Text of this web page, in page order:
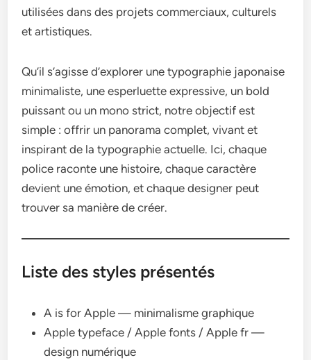
utilisées dans des projets commerciaux, culturels
et artistiques.
Qu’il s’agisse d’explorer une typographie japonaise
minimaliste, une esperluette expressive, un bold
puissant ou un mono strict, notre objectif est
simple : offrir un panorama complet, vivant et
inspirant de la typographie actuelle. Ici, chaque
police raconte une histoire, chaque caractère
devient une émotion, et chaque designer peut
trouver sa manière de créer.
Liste des styles présentés
A is for Apple — minimalisme graphique
Apple typeface / Apple fonts / Apple fr —
design numérique